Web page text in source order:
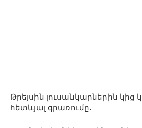
Թրեյսին լուսանկարներին կից
հետևյալ գրառումը․